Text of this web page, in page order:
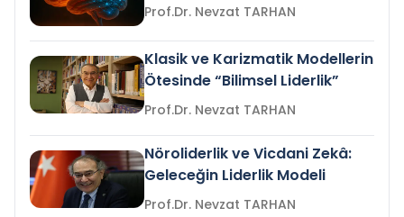
Prof.Dr. Nevzat TARHAN
Klasik ve Karizmatik Modellerin
Ötesinde “Bilimsel Liderlik”
Prof.Dr. Nevzat TARHAN
Nöroliderlik ve Vicdani Zekâ:
Geleceğin Liderlik Modeli
Prof.Dr. Nevzat TARHAN